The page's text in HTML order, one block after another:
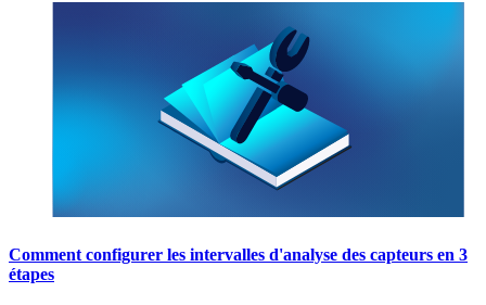
Comment configurer les intervalles d'analyse des capteurs en 3
étapes